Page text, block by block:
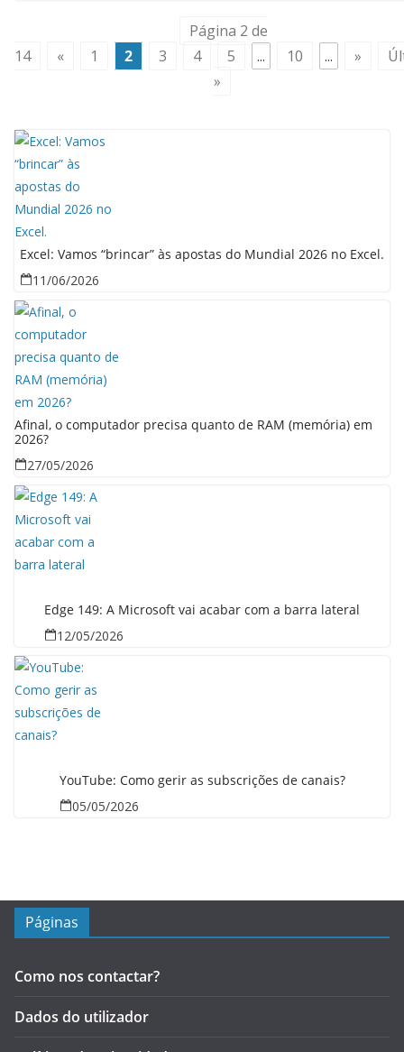
Página 2 de
14
« 1 2 3 4 5 ... 10 ... »
»
Excel: Vamos “brincar” às apostas do Mundial 2026 no Excel.
11/06/2026
Afinal, o computador precisa quanto de RAM (memória) em
2026?
27/05/2026
Edge 149: A Microsoft vai acabar com a barra lateral
12/05/2026
YouTube: Como gerir as subscrições de canais?
05/05/2026
Páginas
Como nos contactar?
Dados do utilizador